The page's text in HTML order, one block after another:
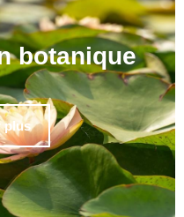
botanique
plus